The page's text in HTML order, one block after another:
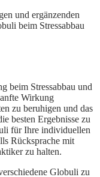
und ergänzenden
beim Stressabbau
beim Stressabbau und
Wirkung
zu beruhigen und das
besten Ergebnisse zu
für Ihre individuellen
Rücksprache mit
zu halten.
Globuli zu